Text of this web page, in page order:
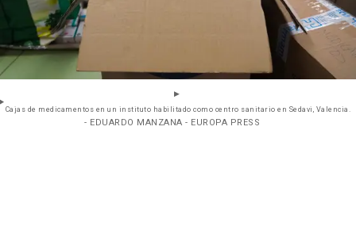
Cajas de medicamentos en un instituto habilitado como centro sanitario en Sedavi, Valencia.
- EDUARDO MANZANA - EUROPA PRESS